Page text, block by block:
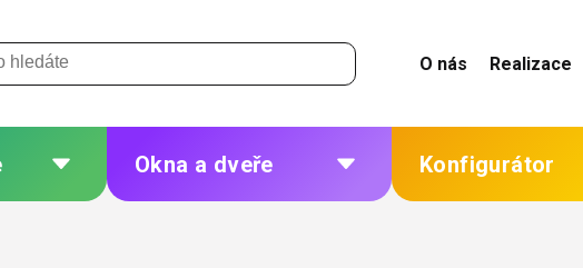
O nás Realizace
Okna a dveře Konfigurátor